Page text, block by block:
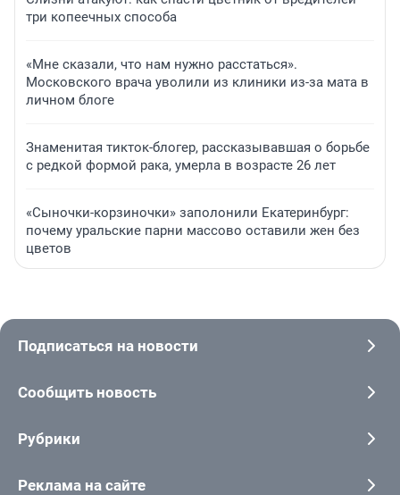
три копеечных способа
«Мне сказали, что нам нужно расстаться».
Московского врача уволили из клиники из-за мата в
личном блоге
Знаменитая тикток-блогер, рассказывавшая о борьбе
с редкой формой рака, умерла в возрасте 26 лет
«Сыночки-корзиночки» заполонили Екатеринбург:
почему уральские парни массово оставили жен без
цветов
Подписаться на новости
Сообщить новость
Рубрики
Реклама на сайте